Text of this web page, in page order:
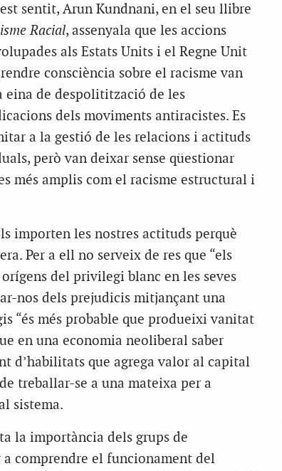
sentit, Arun Kundnani, en el seu llibre
Racial, assenyala que les accions
als Estats Units i el Regne Unit
consciència sobre el racisme van
eina de despolitització de les
dels moviments antiracistes. Es
a la gestió de les relacions i actituds
però van deixar sense qüestionar
més amplis com el racisme estructural i
importen les nostres actituds perquè
Per a ell no serveix de res que “els
del privilegi blanc en les seves
nos dels prejudicis mitjançant una
“és més probable que produeixi vanitat
en una economia neoliberal saber
d’habilitats que agrega valor al capital
treballar-se a una mateixa per a
sistema.
la importància dels grups de
comprendre el funcionament del